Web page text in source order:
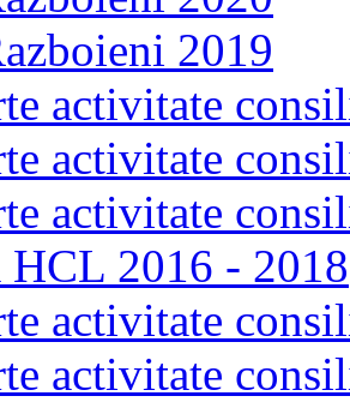
2019
activitate
activitate
activitate
2016 - 2018
activitate
activitate